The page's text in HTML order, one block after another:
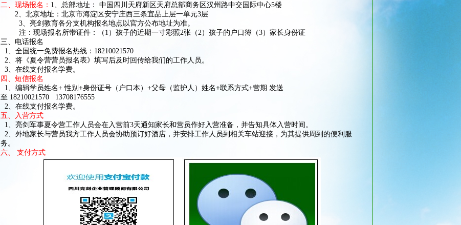
二、 现场报名 ： 1、总部地址： 中国四川天府新区天府总部商务区汉州路中交国际中心5楼
2、北京地址： 北京市海淀区安宁庄西三条宜品上层一单元3层
3、亮剑教育各分支机构报名地点以官方公布地址为准。
注：现场报名所带证件：（1）孩子的近期一寸彩照2张（2）孩子的户口簿（3）家长身份证
三、电话报名
1、 全国统一免费报名热线 ： 18210021570
2、将《夏令营营员报名表》填写后及时回传给我们的工作人员。
3、在线支付报名学费。
四 、短信报名
1、 编辑学员姓名+ 性别 +身份证号（户口本） +父母（监护人）姓名+联系方式+营期 发送
至 18210021570
13708176555
2、在线支付报名学费。
五、入营方式
1、亮剑军事夏令营工作人员会在入营前3天通知家长和营员作好入营准备，并告知具体入营时间。
2、外地家长与营员我方工作人员会协助预订好酒店，并安排工作人员到相关车站迎接，为其提供周到的便利服
务。
六、 支付方式